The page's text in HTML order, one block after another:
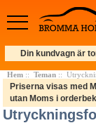
Din kundvagn är
Hem:: Teman::
Priserna visas med
utan Moms i